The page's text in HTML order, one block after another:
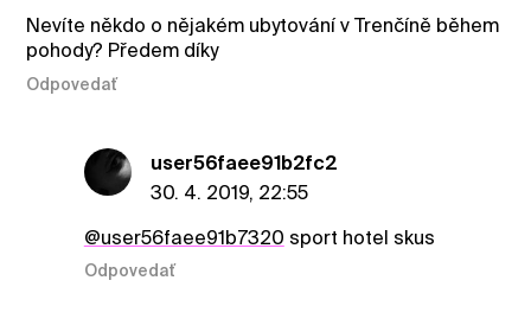
Nevíte někdo o nějakém ubytování v Trenčíně během
pohody? Předem díky
Odpovedať
user56faee91b2fc2
30. 4. 2019, 22:55
@user56faee91b7320 sport hotel skus
Odpovedať